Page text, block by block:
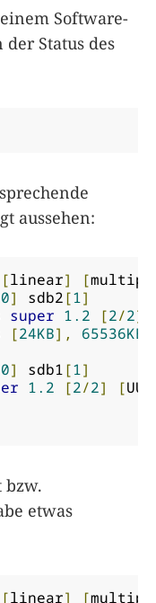
Software-
Status des
aussehen:
[linear] [
0] sdb2[1]
super 1.2 [2/2]
[24KB], 65536KB
0] sdb1[1]
1.2 [2/2] [UU
bzw.
etwas
[linear] [